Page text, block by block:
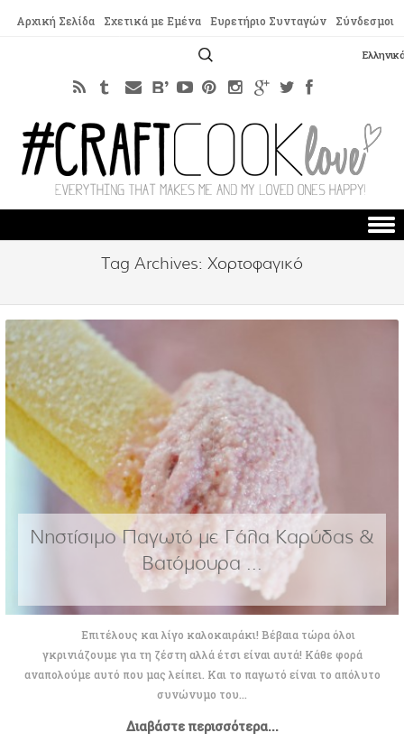
Αρχική Σελίδα Σχετικά με Εμένα Ευρετήριο Συνταγών Σύνδεσμοι
Αναζήτηση
Tag Archives: Χορτοφαγικό
Νηστίσιμο Παγωτό με Γάλα Καρύδας &
Βατόμουρα ...
Επιτέλους και λίγο καλοκαιράκι! Βέβαια τώρα όλοι
γκρινιάζουμε για τη ζέστη αλλά έτσι είναι αυτά! Κάθε φορά
αναπολούμε αυτό που μας λείπει. Και το παγωτό είναι το απόλυτο
συνώνυμο του...
Διαβάστε περισσότερα...